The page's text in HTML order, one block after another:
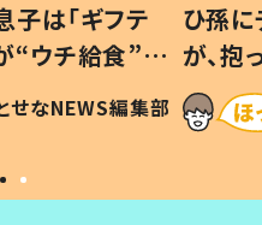
子は「ギフテ
“ウチ給食”を
は #令和の親
せなNEWS編集部
ひ孫
が、
「涙が
い」